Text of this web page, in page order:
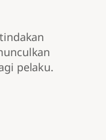
pelaku.